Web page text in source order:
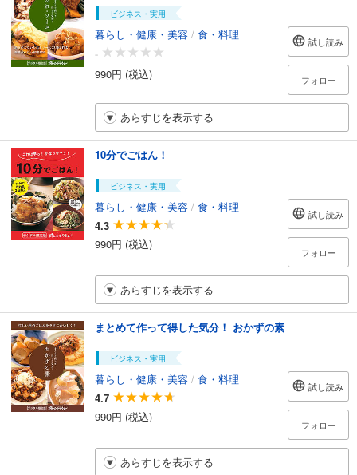
ビジネス・実用
暮らし・健康・美容 / 食・料理
-
990円 (税込)
試し読み
フォロー
あらすじを表示する
10分でごはん！
ビジネス・実用
暮らし・健康・美容 / 食・料理
4.3
990円 (税込)
試し読み
フォロー
あらすじを表示する
まとめて作って得した気分！ おかずの素
ビジネス・実用
暮らし・健康・美容 / 食・料理
4.7
990円 (税込)
試し読み
フォロー
あらすじを表示する